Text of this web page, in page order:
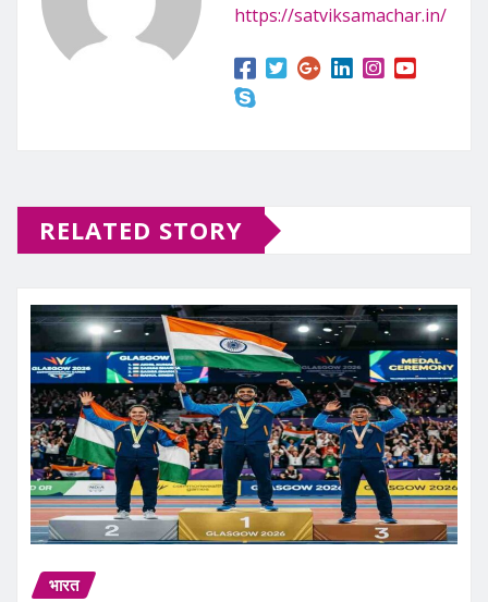
https://satviksamachar.in/
RELATED STORY
भारत